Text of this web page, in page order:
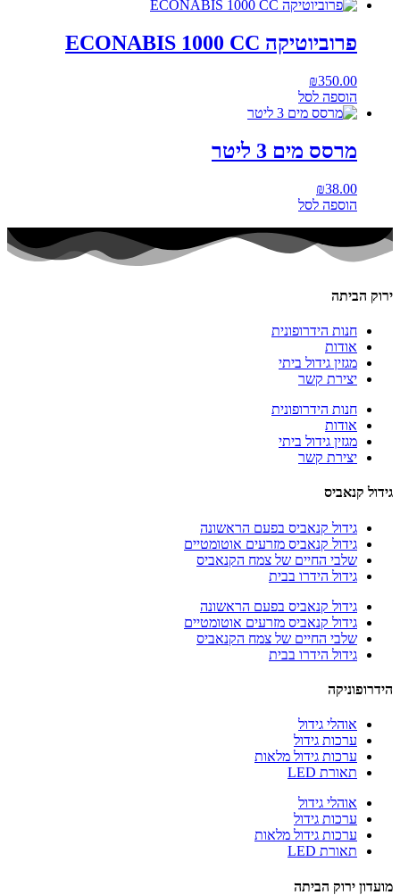
פרוביוטיקה ECONABIS 1000 CC
₪350.00
הוספה לסל
מרסס מים 3 ליטר
₪38.00
הוספה לסל
ירוק הביתה
חנות הידרופונית
אודות
מגזין גידול ביתי
יצירת קשר
חנות הידרופונית
אודות
מגזין גידול ביתי
יצירת קשר
גידול קנאביס
גידול קנאביס בפעם הראשונה
גידול קנאביס מזרעים אוטומטיים
שלבי החיים של צמח הקנאביס
גידול הידרו בבית
גידול קנאביס בפעם הראשונה
גידול קנאביס מזרעים אוטומטיים
שלבי החיים של צמח הקנאביס
גידול הידרו בבית
הידרופוניקה
אוהלי גידול
ערכות גידול
ערכות גידול מלאות
תאורת LED
אוהלי גידול
ערכות גידול
ערכות גידול מלאות
תאורת LED
מועדון ירוק הביתה